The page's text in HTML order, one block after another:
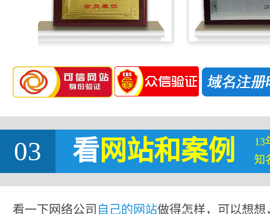
03 看网站和案例
13
知
看一下网络公司 自己的网站做得怎样，可以想